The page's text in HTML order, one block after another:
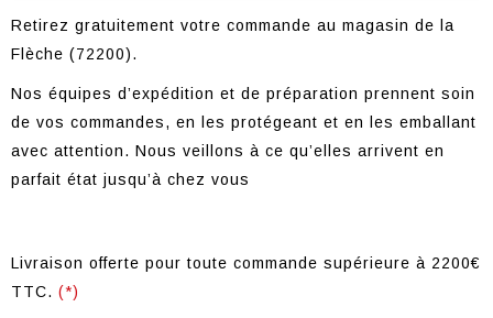
Retirez gratuitement votre commande au magasin de la
Flèche (72200).
Nos équipes d’expédition et de préparation prennent soin
de vos commandes, en les protégeant et en les emballant
avec attention. Nous veillons à ce qu’elles arrivent en
parfait état jusqu’à chez vous
Livraison offerte pour toute commande supérieure à 2200€
TTC. (*)